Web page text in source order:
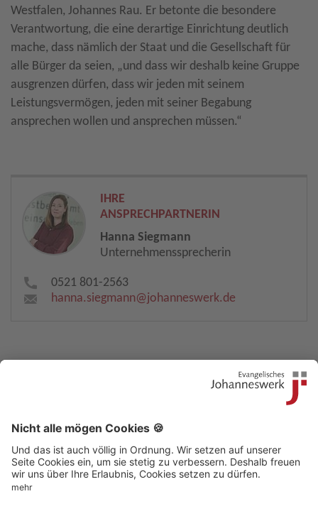
Westfalen, Johannes Rau. Er betonte die besondere
Verantwortung, die eine derartige Einrichtung deutlich
mache, dass nämlich der Staat und die Gesellschaft für
alle Bürger da seien, „und dass wir deshalb keine Gruppe
ausgrenzen dürfen, dass wir jeden mit seinem
Leistungsvermögen, jeden mit seiner Begabung
ansprechen wollen und ansprechen müssen.“
IHRE
ANSPRECHPARTNERIN
Hanna Siegmann
Unternehmenssprecherin
0521 801-2563
hanna.siegmann​@johanneswerk.de